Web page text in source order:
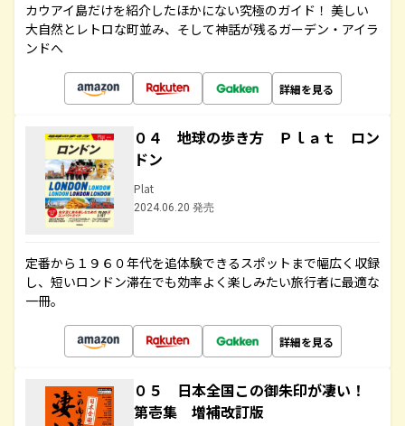
カウアイ島だけを紹介したほかにない究極のガイド！ 美しい
大自然とレトロな町並み、そして神話が残るガーデン・アイラ
ンドへ
詳細を見る
０４ 地球の歩き方 Ｐｌａｔ ロン
ドン
Plat
2024.06.20 発売
定番から１９６０年代を追体験できるスポットまで幅広く収録
し、短いロンドン滞在でも効率よく楽しみたい旅行者に最適な
一冊。
詳細を見る
０５ 日本全国この御朱印が凄い！
第壱集 増補改訂版